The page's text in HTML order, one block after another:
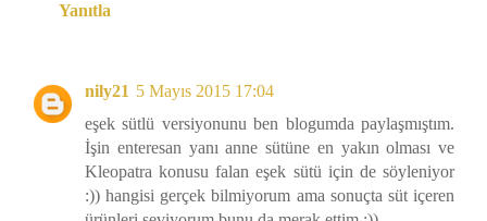
Yanıtla
nily21 5 Mayıs 2015 17:04
eşek sütlü versiyonunu ben blogumda paylaşmıştım.
İşin enteresan yanı anne sütüne en yakın olması ve
Kleopatra konusu falan eşek sütü için de söyleniyor
:)) hangisi gerçek bilmiyorum ama sonuçta süt içeren